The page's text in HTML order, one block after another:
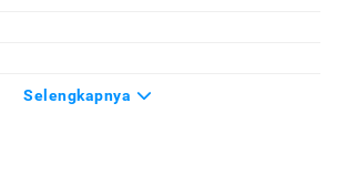
Selengkapnya